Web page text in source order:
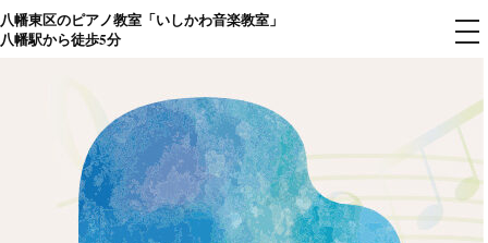
コ
ン
八幡東区のピアノ教室「いしかわ音楽教室」
八幡駅から徒歩5分
メ
ニ